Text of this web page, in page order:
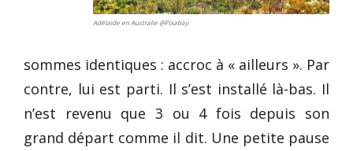
Adélaïde en Australie @Pixabay
sommes identiques : accroc à « ailleurs ». Par
contre, lui est parti. Il s’est installé là-bas. Il
n’est revenu que 3 ou 4 fois depuis son
grand départ comme il dit. Une petite pause